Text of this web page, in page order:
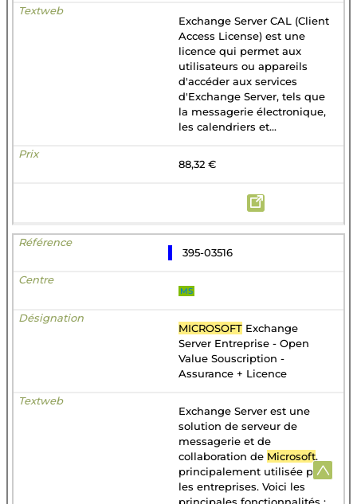
Exchange Server CAL (Client
Access License) est une
licence qui permet aux
utilisateurs ou appareils
d'accéder aux services
d'Exchange Server, tels que
la messagerie électronique,
les calendriers et...
88,32 €
395-03516
MS
MICROSOFT Exchange
Server Entreprise - Open
Value Souscription -
Assurance + Licence
Exchange Server est une
solution de serveur de
messagerie et de
collaboration de Microsoft,
principalement utilisée par
les entreprises. Voici les